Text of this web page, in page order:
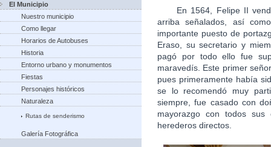
El Municipio
Nuestro municipio
Como llegar
Horarios de Autobuses
Historia
Entorno urbano y monumentos
Fiestas
Personajes históricos
Naturaleza
Rutas de senderismo
Galería Fotográfica
En 1564, Felipe II
arriba señalados, así
importante puesto de
Eraso, su secretario y
pagó por todo ello fue
maravedís. Este primer
pues primeramente había
se lo recomendó muy
siempre, fue casado con
mayorazgo con todos
herederos directos.